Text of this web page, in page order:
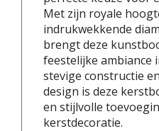
Met zijn royale
indrukwekkende
brengt deze
feestelijke ambiance
stevige constructie
design is deze
en stijlvolle
kerstdecoratie.